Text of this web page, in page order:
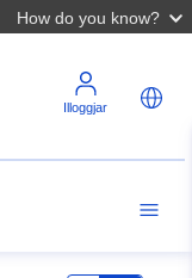
How do you know?
Illoggjar